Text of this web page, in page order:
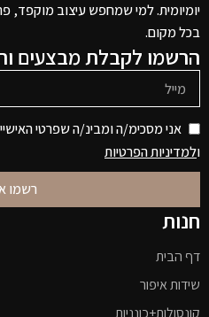
יומיומית. למי שמחפש עיצוב מוקפד,
בכל מקום.
הרשמו לקבלת מבצעים
אני מסכימ/ה ומבינ/ה שפרטי
ולמדיניות הפרטיות
רשמו
חנות
דף הבית
שידות איפור
קונסולות+כונניות